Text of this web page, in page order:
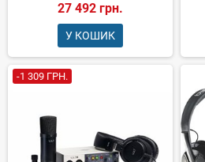
27 492 грн.
У КОШИК
-1 309 ГРН.